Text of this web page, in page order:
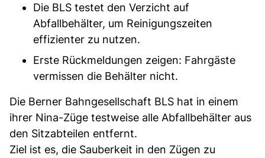
Die BLS testet den Verzicht auf
Abfallbehälter, um Reinigungszeiten
effizienter zu nutzen.
Erste Rückmeldungen zeigen: Fahrgäste
vermissen die Behälter nicht.
Die Berner Bahngesellschaft BLS hat in einem
ihrer Nina-Züge testweise alle Abfallbehälter aus
den Sitzabteilen entfernt.
Ziel ist es, die Sauberkeit in den Zügen zu